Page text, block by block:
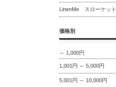
LinenMe スローケット
価格別
～ 1,000円
1,001円 ～ 5,000円
5,001円 ～ 10,000円